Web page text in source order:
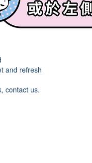
and refresh
contact us.